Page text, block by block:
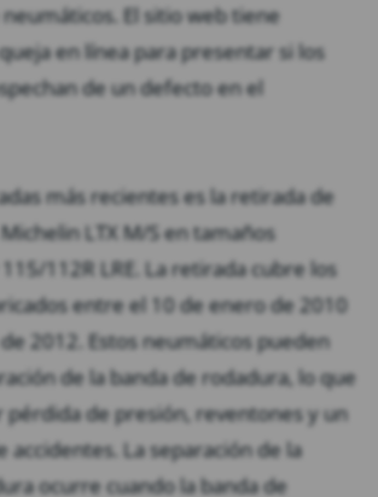
El sitio web tiene
en línea para presentar si los
de un defecto en el
más recientes es la retirada de
LTX M/S en tamaños
112R LRE. La retirada cubre los
entre el 10 de enero de 2010
2012. Estos neumáticos pueden
de la banda de rodadura, lo que
pérdida de presión, reventones y un
accidentes. La separación de la
ocurre cuando la banda de